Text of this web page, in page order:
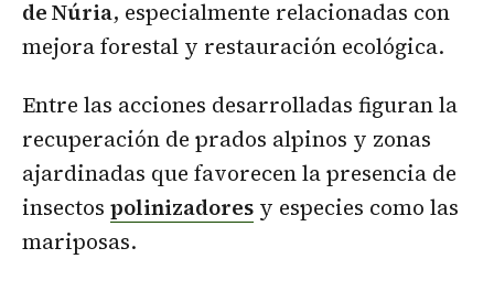
de Núria, especialmente relacionadas con
mejora forestal y restauración ecológica.
Entre las acciones desarrolladas figuran la
recuperación de prados alpinos y zonas
ajardinadas que favorecen la presencia de
insectos polinizadores y especies como las
mariposas.